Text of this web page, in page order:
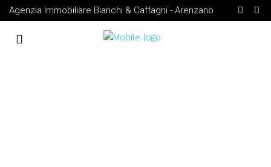
Agenzia Immobiliare Bianchi & Caffagni - Arenzano